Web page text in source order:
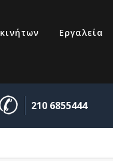
Εργαλεία
210 6855444